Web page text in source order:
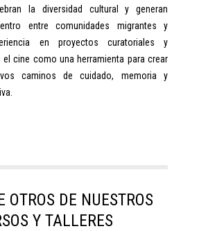
la diversidad cultural y generan
entre comunidades migrantes y
en proyectos curatoriales y
cine como una herramienta para crear
caminos de cuidado, memoria y
OTROS DE NUESTROS
Y TALLERES